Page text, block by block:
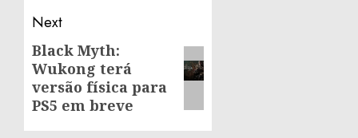
Next
Next
post:
Black Myth:
Wukong terá
versão física para
PS5 em breve